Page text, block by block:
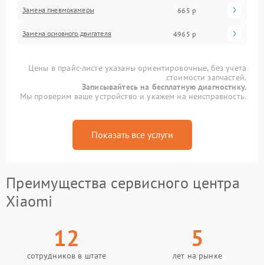
Замена пневмокамеры 665 р
Замена основного двигателя 4965 р
Цены в прайс-листе указаны ориентировочные, без учета
стоимости запчастей.
Записывайтесь на бесплатную диагностику.
Мы проверим ваше устройство и укажем на неисправность.
Показать все услуги
Преимущества сервисного центра
Xiaomi
12
сотрудников в штате
5
лет на рынке